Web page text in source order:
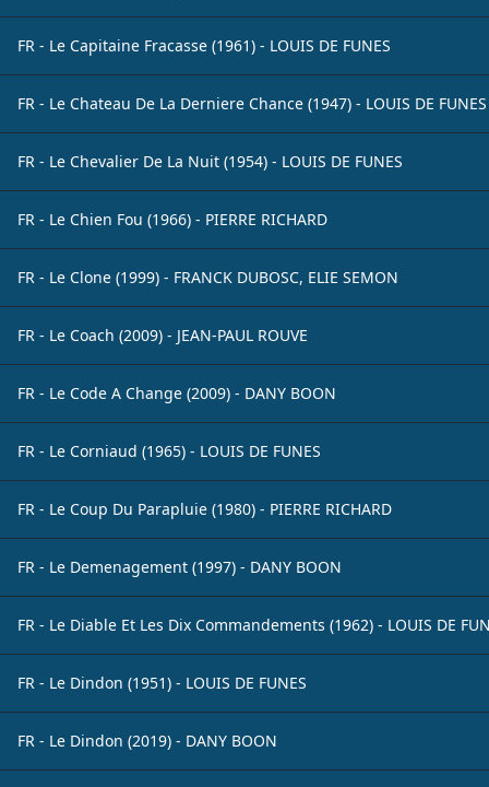
FR - Le Capitaine Fracasse (1961) - LOUIS DE FUNES
FR - Le Chateau De La Derniere Chance (1947) - LOUIS DE FUNES
FR - Le Chevalier De La Nuit (1954) - LOUIS DE FUNES
FR - Le Chien Fou (1966) - PIERRE RICHARD
FR - Le Clone (1999) - FRANCK DUBOSC, ELIE SEMON
FR - Le Coach (2009) - JEAN-PAUL ROUVE
FR - Le Code A Change (2009) - DANY BOON
FR - Le Corniaud (1965) - LOUIS DE FUNES
FR - Le Coup Du Parapluie (1980) - PIERRE RICHARD
FR - Le Demenagement (1997) - DANY BOON
FR - Le Diable Et Les Dix Commandements (1962) - LOUIS DE
FR - Le Dindon (1951) - LOUIS DE FUNES
FR - Le Dindon (2019) - DANY BOON